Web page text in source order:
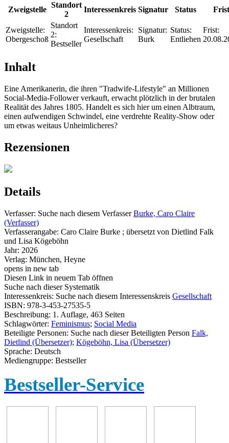
Zweigstelle
Standort
2
Interessenkreis Signatur Status Frist
Zweigstelle:
Obergeschoß
Standort
2:
Bestseller
Interessenkreis:
Gesellschaft
Signatur:
Burk
Status:
Entliehen
Frist:
Inhalt
Eine Amerikanerin, die ihren "Tradwife-Lifestyle" an Millionen
Social-Media-Follower verkauft, erwacht plötzlich in der brutalen
Realität des Jahres 1805. Handelt es sich hier um einen Albtraum,
einen aufwendigen Schwindel, eine verdrehte Reality-Show oder
um etwas weitaus Unheimlicheres?
Rezensionen
Details
Verfasser: Suche nach diesem Verfasser Burke, Caro Claire
(Verfasser)
Verfasserangabe: Caro Claire Burke ; übersetzt von Dietlind Falk
und Lisa Kögeböhn
Jahr: 2026
Verlag: München, Heyne
opens in new tab
Diesen Link in neuem Tab öffnen
Suche nach dieser Systematik
Interessenkreis: Suche nach diesem Interessenskreis Gesellschaft
ISBN: 978-3-453-27535-5
Beschreibung: 1. Auflage, 463 Seiten
Schlagwörter: Feminismus; Social Media
Beteiligte Personen: Suche nach dieser Beteiligten Person Falk,
Dietlind (Übersetzer); Kögeböhn, Lisa (Übersetzer)
Sprache: Deutsch
Mediengruppe: Bestseller
Bestseller-Service